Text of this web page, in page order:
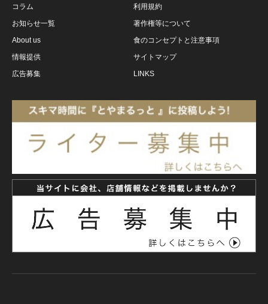
コラム
お知らせ一覧
About us
情報提供
広告募集
利用規約
著作権等について
食のコンセプトと注意事項
サイトマップ
LINKS